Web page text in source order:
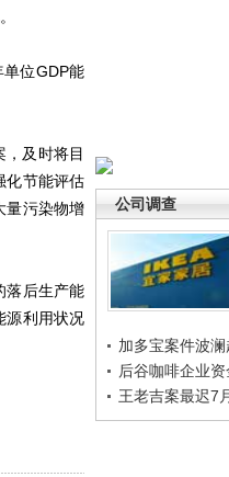
公司调查
加多宝案件波
后谷咖啡企业资
王老吉案最迟7
位GDP能
及时将目
化节能评估
量污染物增
后生产能
源利用状况